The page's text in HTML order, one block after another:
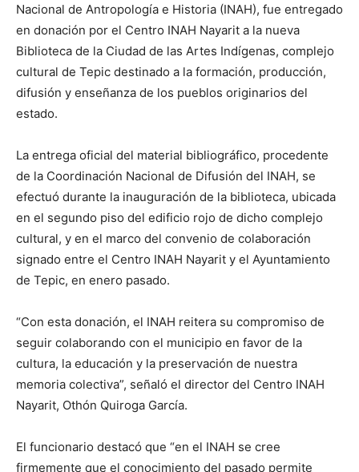
Nacional de Antropología e Historia (INAH), fue entregado
en donación por el Centro INAH Nayarit a la nueva
Biblioteca de la Ciudad de las Artes Indígenas, complejo
cultural de Tepic destinado a la formación, producción,
difusión y enseñanza de los pueblos originarios del
estado.
La entrega oficial del material bibliográfico, procedente
de la Coordinación Nacional de Difusión del INAH, se
efectuó durante la inauguración de la biblioteca, ubicada
en el segundo piso del edificio rojo de dicho complejo
cultural, y en el marco del convenio de colaboración
signado entre el Centro INAH Nayarit y el Ayuntamiento
de Tepic, en enero pasado.
“Con esta donación, el INAH reitera su compromiso de
seguir colaborando con el municipio en favor de la
cultura, la educación y la preservación de nuestra
memoria colectiva”, señaló el director del Centro INAH
Nayarit, Othón Quiroga García.
El funcionario destacó que “en el INAH se cree
firmemente que el conocimiento del pasado permite